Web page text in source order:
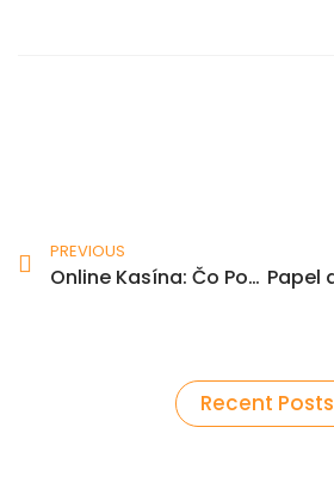
PREVIOUS
Online Kasína: Čo Potrebujete Vedieť, Ak Ste Pravidelný Hráč
Recent Posts